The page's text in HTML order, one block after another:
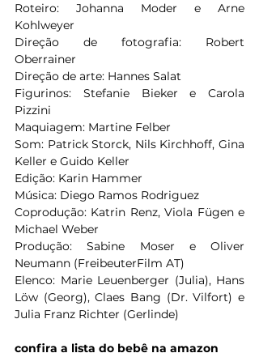
Roteiro: Johanna Moder e Arne
Kohlweyer
Direção de fotografia: Robert
Oberrainer
Direção de arte: Hannes Salat
Figurinos: Stefanie Bieker e Carola
Pizzini
Maquiagem: Martine Felber
Som: Patrick Storck, Nils Kirchhoff, Gina
Keller e Guido Keller
Edição: Karin Hammer
Música: Diego Ramos Rodriguez
Coprodução: Katrin Renz, Viola Fügen e
Michael Weber
Produção: Sabine Moser e Oliver
Neumann (FreibeuterFilm AT)
Elenco: Marie Leuenberger (Julia), Hans
Löw (Georg), Claes Bang (Dr. Vilfort) e
Julia Franz Richter (Gerlinde)
confira a lista do bebê na amazon